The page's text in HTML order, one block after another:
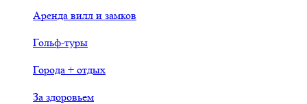
Аренда вилл и замков
Гольф-туры
Города + отдых
За здоровьем